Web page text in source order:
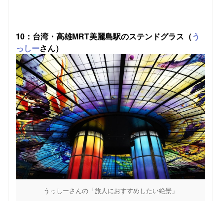
10：台湾・高雄MRT美麗島駅のステンドグラス（う
っしーさん）
うっしーさんの「旅人におすすめしたい絶景」